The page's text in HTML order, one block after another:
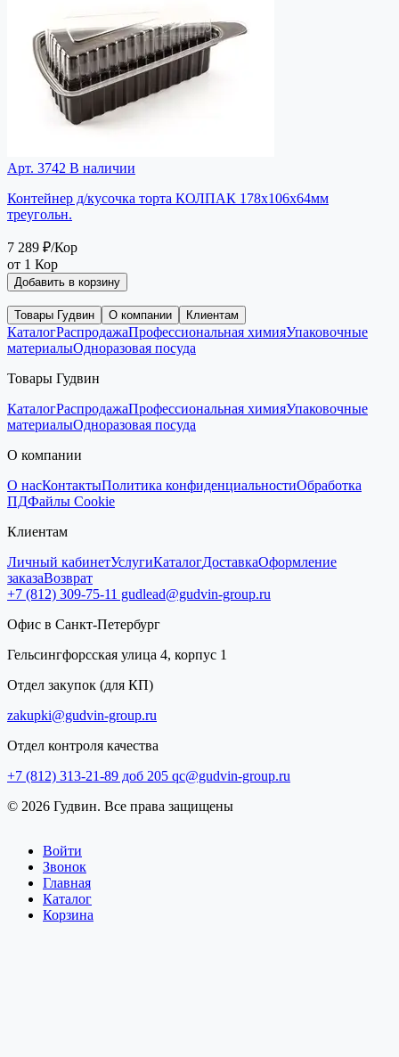
Арт. 3742 В наличии
Контейнер д/кусочка торта КОЛПАК 178х106х64мм
треугольн.
7 289 ₽/Кор
от 1 Кор
Добавить в корзину
Товары Гудвин О компании Клиентам
КаталогРаспродажаПрофессиональная химияУпаковочные
материалыОдноразовая посуда
Товары Гудвин
КаталогРаспродажаПрофессиональная химияУпаковочные
материалыОдноразовая посуда
О компании
О насКонтактыПолитика конфиденциальностиОбработка
ПДФайлы Cookie
Клиентам
Личный кабинетУслугиКаталогДоставкаОформление
заказаВозврат
+7 (812) 309-75-11 gudlead@gudvin-group.ru
Офис в Санкт-Петербург
Гельсингфорсская улица 4, корпус 1
Отдел закупок (для КП)
zakupki@gudvin-group.ru
Отдел контроля качества
+7 (812) 313-21-89 доб 205 qc@gudvin-group.ru
© 2026 Гудвин. Все права защищены
Войти
Звонок
Главная
Каталог
Корзина